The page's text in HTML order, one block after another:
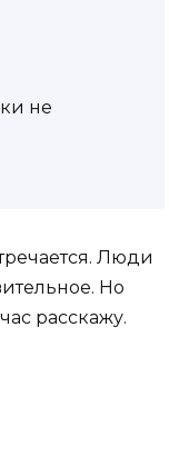
не
Люди
Но
расскажу.